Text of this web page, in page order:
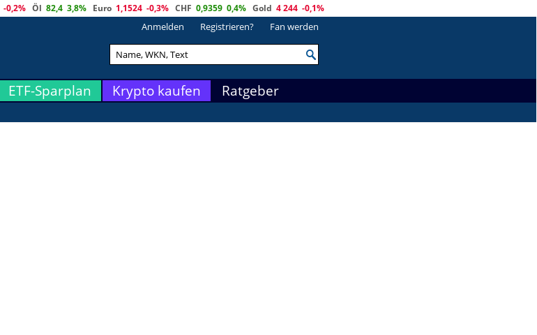
-0,2% Öl 82,4 3,8% Euro 1,1524 -0,3% CHF 0,9359 0,4% Gold 4 244 -0,1%
Anmelden Registrieren? Fan werden
ETF-Sparplan Krypto kaufen Ratgeber